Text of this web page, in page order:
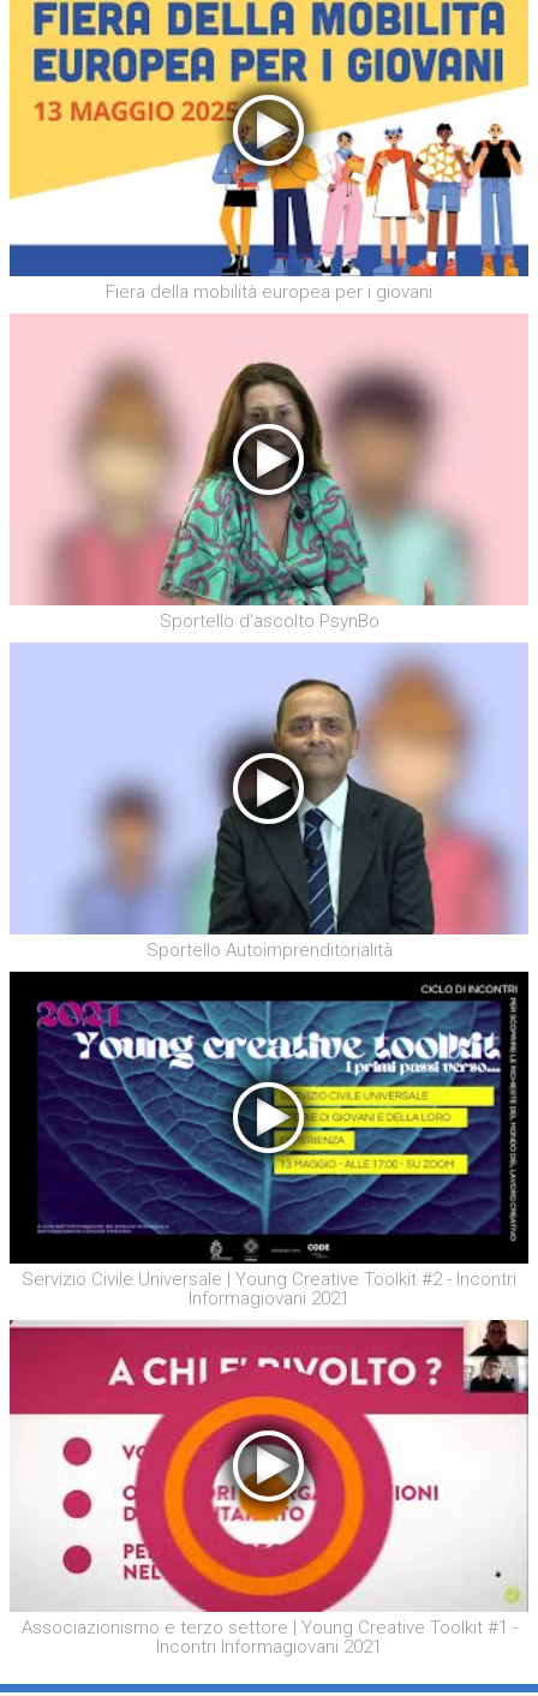
Fiera della mobilità europea per i giovani
Sportello d'ascolto PsynBo
Sportello Autoimprenditorialità
Servizio Civile Universale | Young Creative Toolkit #2 - Incontri
Informagiovani 2021
Associazionismo e terzo settore | Young Creative Toolkit #1 -
Incontri Informagiovani 2021